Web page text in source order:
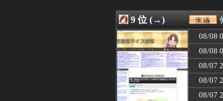
08/07 22:45
高Ｉ
08/07 22:39
友達
08/07 22:39
「チ
08/07 22:39
出張
08/07 22:35
高校
08/07 22:30
人生
08/07 22:30
ワイ
08/07 22:30
離婚
9 位 (→)
08/08
08/08
08/07
08/07
08/07